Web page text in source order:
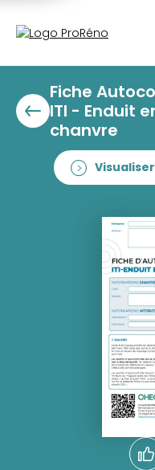
Fiche
ITI - Enduit
chanvre
Visualiser